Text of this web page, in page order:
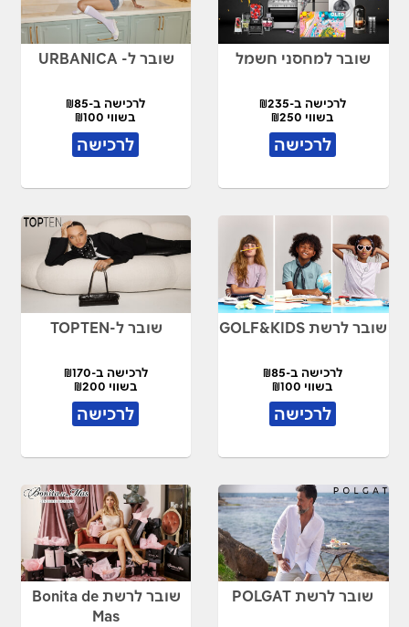
שובר למחסני חשמל
לרכישה ב-₪235
בשווי ₪250
לרכישה
שובר ל- URBANICA
לרכישה ב-₪85
בשווי ₪100
לרכישה
שובר לרשת GOLF&KIDS
לרכישה ב-₪85
בשווי ₪100
לרכישה
שובר ל-TOPTEN
לרכישה ב-₪170
בשווי ₪200
לרכישה
שובר לרשת POLGAT
שובר לרשת Bonita de
Mas